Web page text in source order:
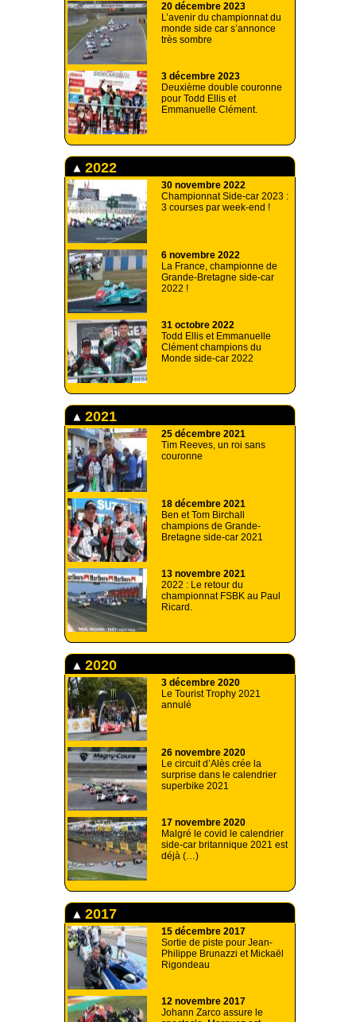
20 décembre 2023
L’avenir du championnat du
monde side car s’annonce
très sombre
3 décembre 2023
Deuxième double couronne
pour Todd Ellis et
Emmanuelle Clément.
2022
30 novembre 2022
Championnat Side-car 2023 :
3 courses par week-end !
6 novembre 2022
La France, championne de
Grande-Bretagne side-car
2022 !
31 octobre 2022
Todd Ellis et Emmanuelle
Clément champions du
Monde side-car 2022
2021
25 décembre 2021
Tim Reeves, un roi sans
couronne
18 décembre 2021
Ben et Tom Birchall
champions de Grande-
Bretagne side-car 2021
13 novembre 2021
2022 : Le retour du
championnat FSBK au Paul
Ricard.
2020
3 décembre 2020
Le Tourist Trophy 2021
annulé
26 novembre 2020
Le circuit d’Alès crée la
surprise dans le calendrier
superbike 2021
17 novembre 2020
Malgré le covid le calendrier
side-car britannique 2021 est
déjà (…)
2017
15 décembre 2017
Sortie de piste pour Jean-
Philippe Brunazzi et Mickaël
Rigondeau
12 novembre 2017
Johann Zarco assure le